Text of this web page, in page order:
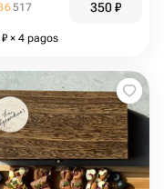
517 350₽
₽ × 4 pagos